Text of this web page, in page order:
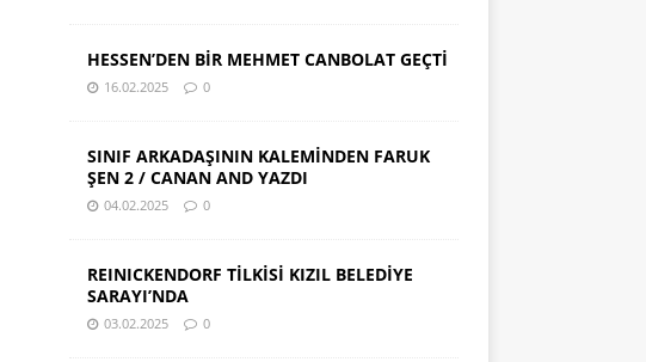
HESSEN’DEN BİR MEHMET CANBOLAT GEÇTİ
16.02.2025 0
SINIF ARKADAŞININ KALEMİNDEN FARUK
ŞEN 2 / CANAN AND YAZDI
04.02.2025 0
REINICKENDORF TİLKİSİ KIZIL BELEDİYE
SARAYI’NDA
03.02.2025 0